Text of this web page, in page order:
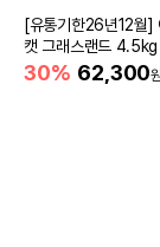
[유통기한26년12월]
캣 그래스랜드 4.5kg
30% 62,300원